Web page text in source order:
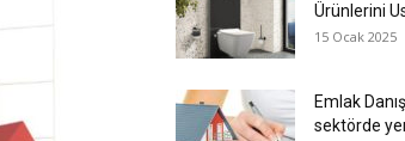
Ürünlerini
15 Ocak 2025
Emlak
sektörde